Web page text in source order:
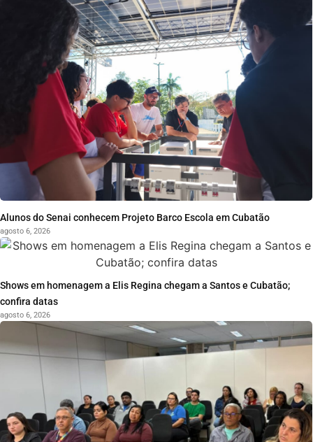
Alunos do Senai conhecem Projeto Barco Escola em Cubatão
agosto 6, 2026
Shows em homenagem a Elis Regina chegam a Santos e Cubatão;
confira datas
agosto 6, 2026